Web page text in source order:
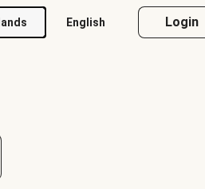
English Login